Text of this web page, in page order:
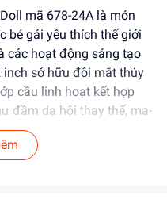
mã 678-24A là món
bé gái yêu thích thế giới
các hoạt động sáng tạo
inch sở hữu đôi mắt thủy
cầu linh hoạt kết hợp
đầm dạ hội thay thế, ma-
xinh xắn và bộ tranh
mang đến những giây